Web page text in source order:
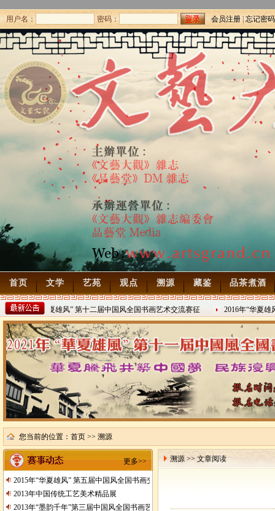
用户名： 密码： 会员注册|忘记密码
首页 文学 艺苑 观点 溯源 藏鉴 品茶煮酒
2022年“华夏雄风” 第十二届中国风全国书画艺术交流赛征
2021/8/15
2016年“华夏雄
2016/8/27
您当前的位置： 首页 >> 溯源
更多>>
2015年“华夏雄风” 第五届中国风全国书画交流赛暨纪念抗日战争胜利70周年书画
2013年中国传统工艺美术精品展
2013年“墨韵千年”第三届中国风全国书画艺术交流赛征稿
溯源 >> 文章阅读